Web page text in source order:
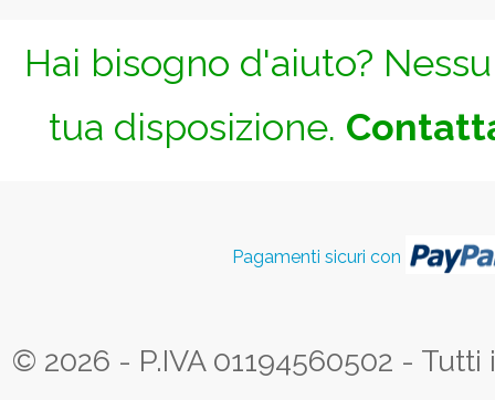
Hai bisogno d'aiuto?
tua disposizione.
Pagamenti sicuri con
© 2026 - P.IVA 01194560502 -